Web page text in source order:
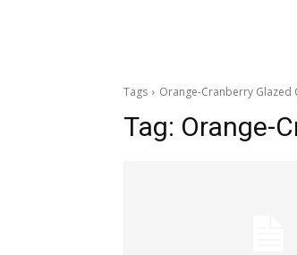
Tags Orange-Cranberry Glazed
Tag: Orange-